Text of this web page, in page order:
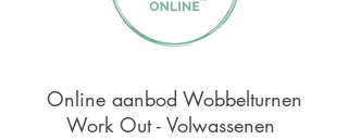
Online aanbod Wobbelturnen
Work Out - Volwassenen